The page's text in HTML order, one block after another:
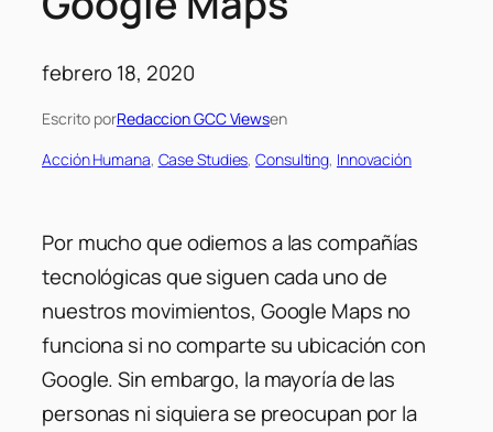
febrero 18, 2020
Escrito porRedaccion GCC Viewsen
Acción Humana, Case Studies, Consulting, Innovación
Por mucho que odiemos a las compañías
tecnológicas que siguen cada uno de
nuestros movimientos, Google Maps no
funciona si no comparte su ubicación con
Google. Sin embargo, la mayoría de las
personas ni siquiera se preocupan por la